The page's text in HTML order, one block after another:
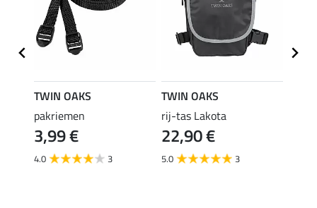
TWIN OAKS
pakriemen
3,99 €
4.0 3
TWIN OAKS
rij-tas Lakota
22,90 €
5.0 3